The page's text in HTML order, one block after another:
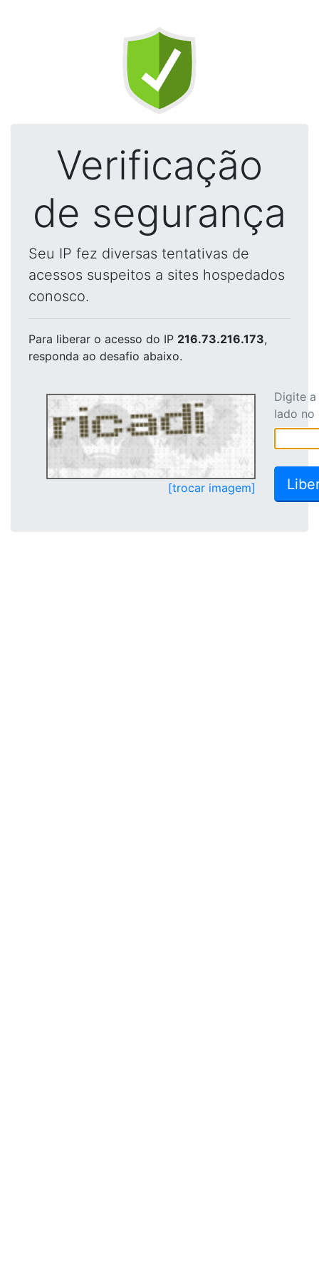
Verificação
de segurança
Seu IP fez diversas tentativas de
acessos suspeitos a sites hospedados
conosco.
Para liberar o acesso do IP 216.73.216.173,
responda ao desafio abaixo.
[trocar imagem]
Digite
lado no